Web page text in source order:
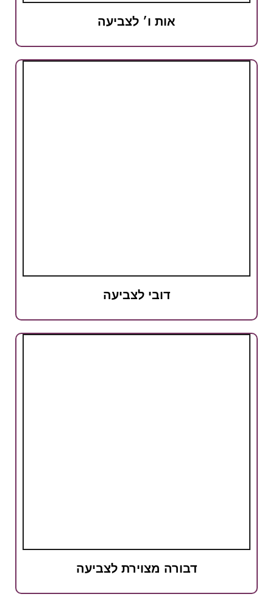
אות ו׳ לצביעה
דובי לצביעה
דבורה מצוירת לצביעה